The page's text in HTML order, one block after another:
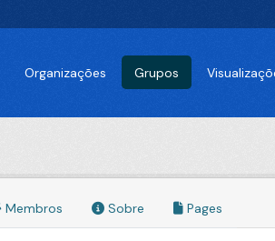
Organizações Grupos
Membros Sobre Pages